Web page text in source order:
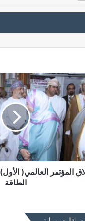
المؤتمر العالمي(
الطاقة